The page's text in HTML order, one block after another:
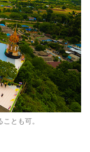
とも可。